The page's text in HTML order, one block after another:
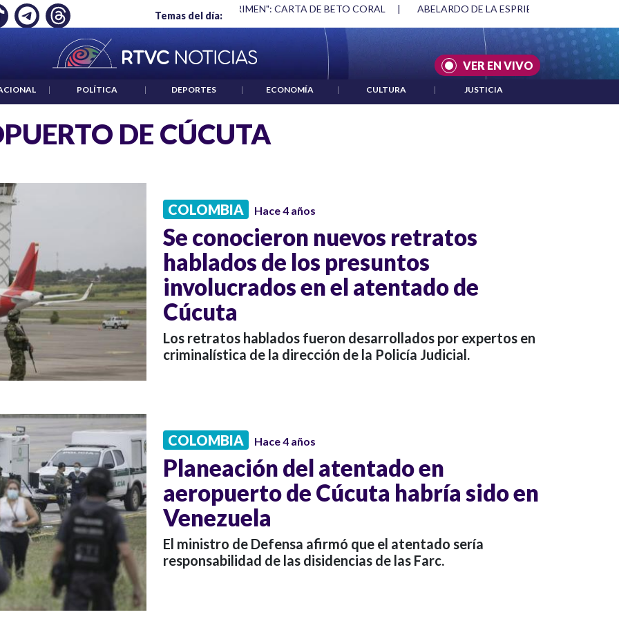
Temas del día:
EMPLEO: JP MORGAN "HABLAR NO ES UN CRIMEN": CARTA DE BETO CORAL | ABELARDO DE LA ESPRIELLA Y DMG
VER EN VIVO
| POLÍTICA | DEPORTES | ECONOMÍA | CULTURA | JUSTICIA
DE CÚCUTA
COLOMBIA Hace 4 años
Se conocieron nuevos retratos
hablados de los presuntos
involucrados en el atentado de
Cúcuta
Los retratos hablados fueron desarrollados por expertos en
criminalística de la dirección de la Policía Judicial.
COLOMBIA Hace 4 años
Planeación del atentado en
aeropuerto de Cúcuta habría sido en
Venezuela
El ministro de Defensa afirmó que el atentado sería
responsabilidad de las disidencias de las Farc.